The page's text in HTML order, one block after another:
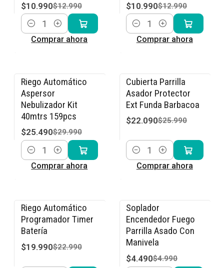
$10.990$12.990
Cantidad
Comprar ahora
$10.990$12.990
Cantidad
Comprar ahora
-15% OFF
Riego Automático
Aspersor
Nebulizador Kit
40mtrs 159pcs
$25.490$29.990
Cantidad
Comprar ahora
-15% OFF
Cubierta Parrilla
Asador Protector
Ext Funda Barbacoa
$22.090$25.990
Cantidad
Comprar ahora
-13% OFF
Riego Automático
Programador Timer
Batería
$19.990$22.990
-10% OFF
Soplador
Encendedor Fuego
Parrilla Asado Con
Manivela
$4.490$4.990